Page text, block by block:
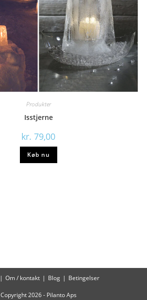
Produkter
Isstjerne
kr. 79,00
Køb nu
Om / kontakt Blog Betingelser
Copyright 2026 - Pilanto Aps